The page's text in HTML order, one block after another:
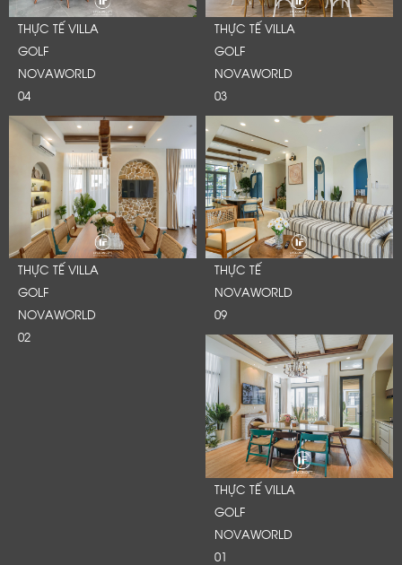
THỰC TẾ VILLA
GOLF
NOVAWORLD
04
THỰC TẾ VILLA
GOLF
NOVAWORLD
03
THỰC TẾ VILLA
GOLF
NOVAWORLD
02
THỰC TẾ
NOVAWORLD
09
THỰC TẾ VILLA
GOLF
NOVAWORLD
01